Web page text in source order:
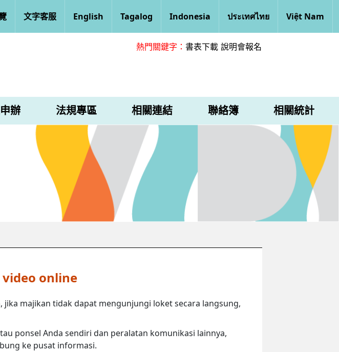
文字客服 English Tagalog Indonesia ประเทศไทย Việt Nam
熱門關鍵字： 書表下載 說明會報名
辦 法規專區 相關連結 聯絡簿 相關統計
online
majikan tidak dapat mengunjungi loket secara langsung,
ponsel Anda sendiri dan peralatan komunikasi lainnya,
ke pusat informasi.